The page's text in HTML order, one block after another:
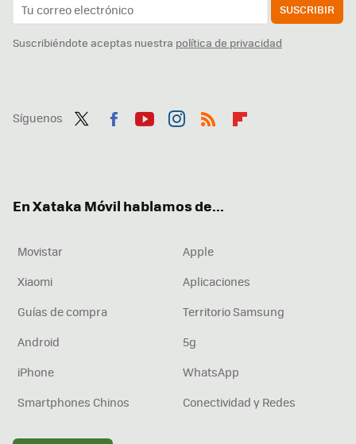
SUSCRIBIR
Suscribiéndote aceptas nuestra política de privacidad
Síguenos
En Xataka Móvil hablamos de...
Movistar
Apple
Xiaomi
Aplicaciones
Guías de compra
Territorio Samsung
Android
5g
iPhone
WhatsApp
Smartphones Chinos
Conectividad y Redes